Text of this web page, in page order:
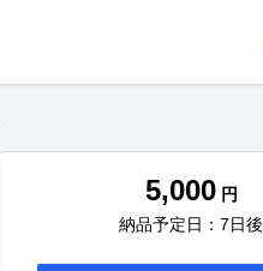
5,000 円
納品予定日：7日後